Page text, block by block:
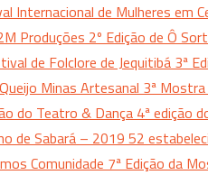
Internacional de Mulheres em
Produções 2º Edição de Ô
de Folclore de Jequitibá 3ª
Minas Artesanal 3ª
do Teatro & Dança 4ª edição
de Sabará – 2019 52
Comunidade 7ª Edição da